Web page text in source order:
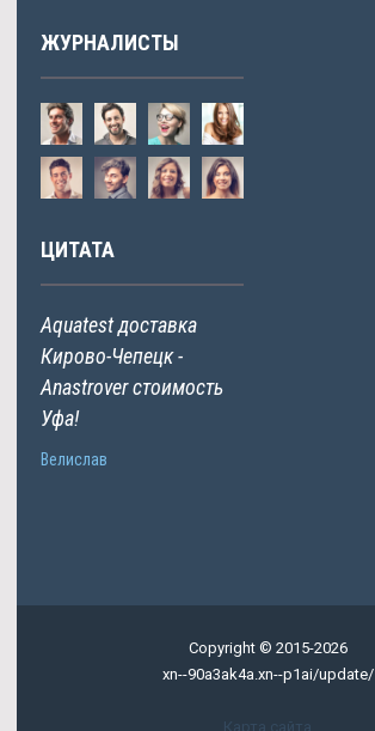
ЖУРНАЛИСТЫ
ЦИТАТА
Aquatest доставка
Кирово-Чепецк -
Anastrover стоимость
Уфа!
Велислав
Copyright © 2015-2026
xn--90a3ak4a.xn--p1ai/update/
Карта сайта